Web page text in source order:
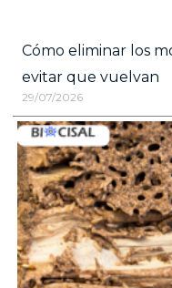
Cómo eliminar los
evitar que vuelvan
29/07/2026